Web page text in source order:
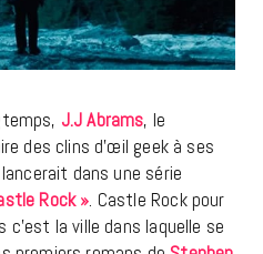
J.J Abrams, le
des clins d’œil geek à ses
dans une série
Rock ». Castle Rock pour
la ville dans laquelle se